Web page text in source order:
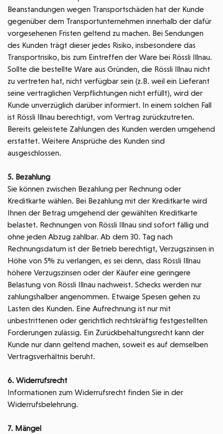
Beanstandungen wegen Transportschäden hat der Kunde
gegenüber dem Transportunternehmen innerhalb der dafür
vorgesehenen Fristen geltend zu machen. Bei Sendungen
des Kunden trägt dieser jedes Risiko, insbesondere das
Transportrisiko, bis zum Eintreffen der Ware bei Rössli Illnau.
Sollte die bestellte Ware aus Gründen, die Rössli Illnau nicht
zu vertreten hat, nicht verfügbar sein (z.B. weil ein Lieferant
seine vertraglichen Verpflichtungen nicht erfüllt), wird der
Kunde unverzüglich darüber informiert. In einem solchen Fall
ist Rössli Illnau berechtigt, vom Vertrag zurückzutreten.
Bereits geleistete Zahlungen des Kunden werden umgehend
erstattet. Weitere Ansprüche des Kunden sind
ausgeschlossen.
5. Bezahlung
Sie können zwischen Bezahlung per Rechnung oder
Kreditkarte wählen. Bei Bezahlung mit der Kreditkarte wird
Ihnen der Betrag umgehend der gewählten Kreditkarte
belastet. Rechnungen von Rössli Illnau sind sofort fällig und
ohne jeden Abzug zahlbar. Ab dem 30. Tag nach
Rechnungsdatum ist der Betrieb berechtigt, Verzugszinsen in
Höhe von 5% zu verlangen, es sei denn, dass Rössli Illnau
höhere Verzugszinsen oder der Käufer eine geringere
Belastung von Rössli Illnau nachweist. Schecks werden nur
zahlungshalber angenommen. Etwaige Spesen gehen zu
Lasten des Kunden. Eine Aufrechnung ist nur mit
unbestrittenen oder gerichtlich rechtskräftig festgestellten
Forderungen zulässig. Ein Zurückbehaltungsrecht kann der
Kunde nur dann geltend machen, soweit es auf demselben
Vertragsverhältnis beruht.
6. Widerrufsrecht
Informationen zum Widerrufsrecht finden Sie in der
Widerrufsbelehrung.
7. Mängel